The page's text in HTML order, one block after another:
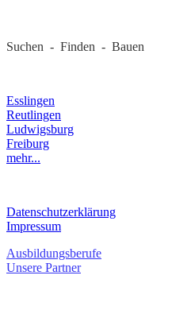
Suchen - Finden - Bauen
Esslingen
Reutlingen
Ludwigsburg
Freiburg
mehr...
Datenschutzerklärung
Impressum
Ausbildungsberufe
Unsere Partner